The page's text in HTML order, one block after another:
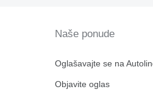
Naše ponude
Oglašavajte se na
Objavite oglas